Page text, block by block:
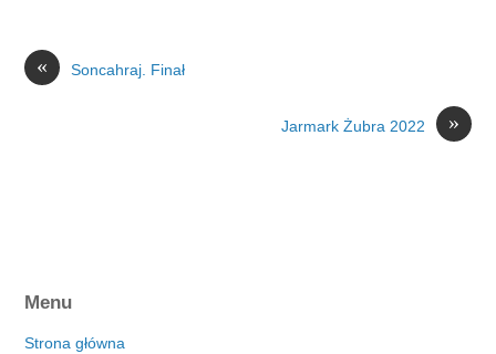
« Soncahraj. Finał
»
Jarmark Żubra 2022
Menu
Strona główna